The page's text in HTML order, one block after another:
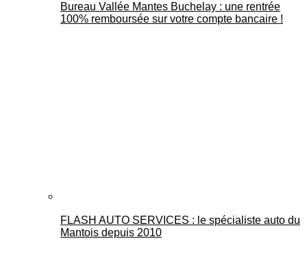
Bureau Vallée Mantes Buchelay : une rentrée
100% remboursée sur votre compte bancaire !
FLASH AUTO SERVICES : le spécialiste auto du
Mantois depuis 2010